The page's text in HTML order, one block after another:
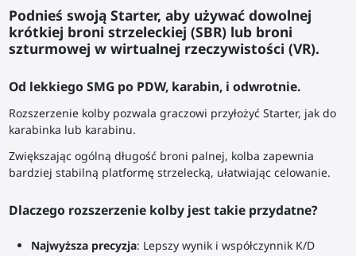
Podnieś swoją Starter, aby używać dowolnej
krótkiej broni strzeleckiej (SBR) lub broni
szturmowej w wirtualnej rzeczywistości (VR).
Od lekkiego SMG po PDW, karabin, i odwrotnie.
Rozszerzenie kolby pozwala graczowi przyłożyć Starter, jak do
karabinka lub karabinu.
Zwiększając ogólną długość broni palnej, kolba zapewnia
bardziej stabilną platformę strzelecką, ułatwiając celowanie.
Dlaczego rozszerzenie kolby jest takie przydatne?
Najwyższa precyzja: Lepszy wynik i współczynnik K/D